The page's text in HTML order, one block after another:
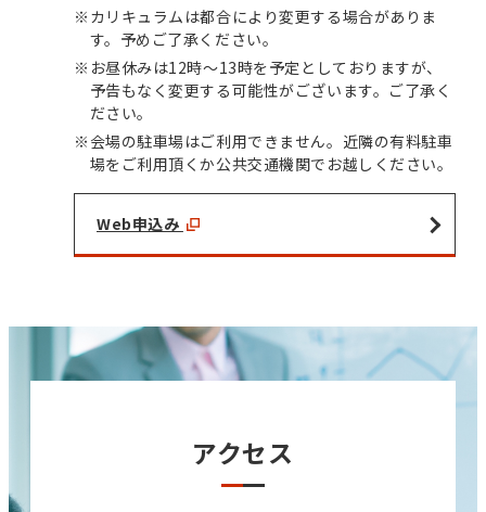
※ カリキュラムは都合により変更する場合がありま
す。予めご了承ください。
※ お昼休みは12時～13時を予定としておりますが、
予告もなく変更する可能性がございます。ご了承く
ださい。
※ 会場の駐車場はご利用できません。近隣の有料駐車
場をご利用頂くか公共交通機関でお越しください。
Web申込み
アクセス